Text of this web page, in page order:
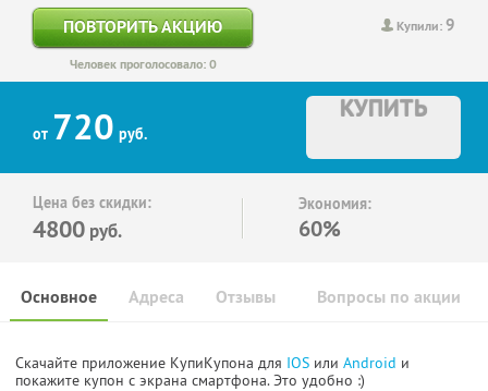
Купили:9
ПОВТОРИТЬ АКЦИЮ
Человек проголосовало: 0
от 720 руб.
КУПИТЬ
Цена без скидки:
4800 руб.
Экономия:
60%
Основное Отзывы Вопросы по акции
Адреса
Скачайте приложение КупиКупона для IOS или Android и
покажите купон с экрана смартфона. Это удобно :)